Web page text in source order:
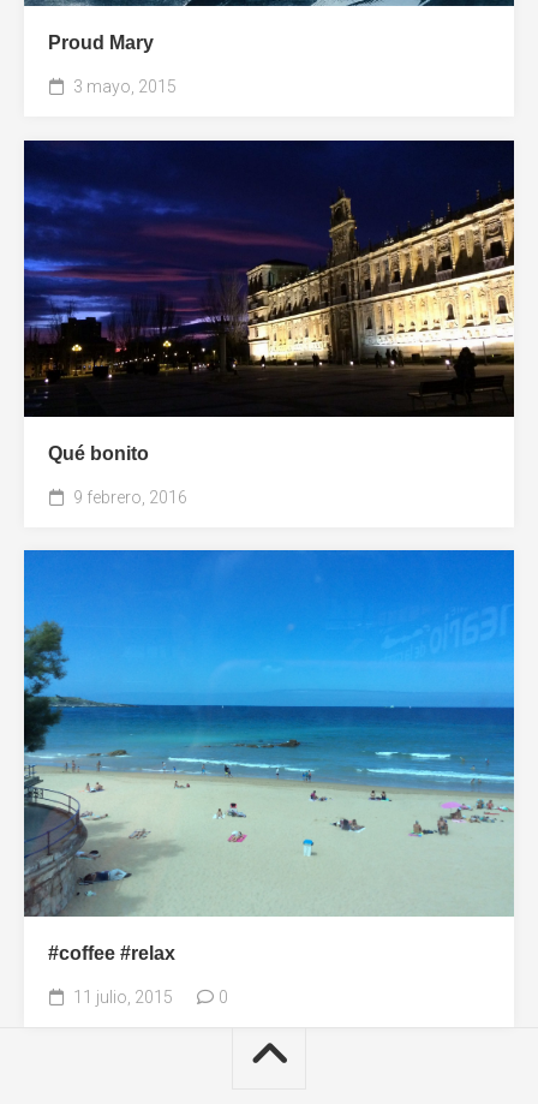
Proud Mary
3 mayo, 2015
Qué bonito
9 febrero, 2016
#coffee #relax
11 julio, 2015 0